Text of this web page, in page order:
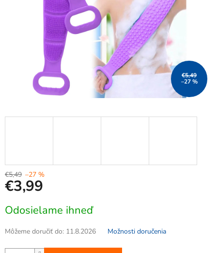
€5,49
–27 %
€5,49 –27 %
€3,99
cena:
Odosielame ihneď
Môžeme doručiť do: 11.8.2026 Možnosti doručenia